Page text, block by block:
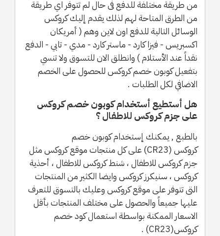
من طريقة مختلفة للدفع فى حال لم تتوفر اي طريقة
من الطرق المتاحة لهم لذلك يقدم إليك كروكس
الوسائل التالية للدفع اون لاين وهم ( أمريكان
اكسبريس - فيزا كارد - ماستر كارد - مدي - تابي - الدفع
نقداً عند الأستلام ) وانطلق الان للتسوق ولا تنسي
بتفعيل كوبون خصم كروكس للحصول على الخصم
الاضافي لكل الطلبات .
هل أستطيع أستخدام كوبون خصم كروكس
على جزم كروكس للاطفال ؟
بالطبع , يمكنك إستخدام كوبون خصم
كروكس (CR23) على كل منتجات موقع كروكس مثل
جزم كروكس للاطفال ، شنط كروكس للاطفال ، أحذية
كروكس ، سنيكرز كروكس وايضا الكثير من المنتجات
التى تتوفر على موقع كروكس وعليك بالتسوق للتعرف
عليها جميعاً والحصول على مختلف المنتجات بأقل
الاسعار الممكنة بواسطة استعمال كود خصم
كروكس(CR23) .